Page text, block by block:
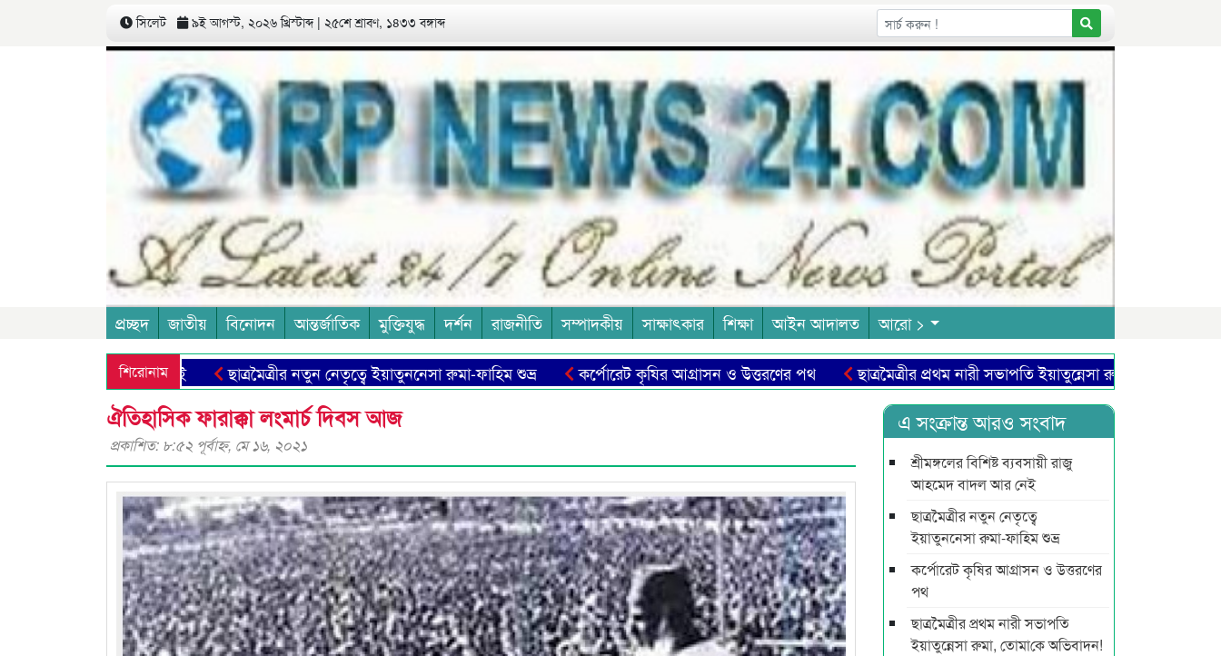
সিলেট ৯ই আগস্ট, ২০২৬ খ্রিস্টাব্দ | ২৫শে শ্রাবণ, ১৪৩৩ বঙ্গাব্দ
প্রচ্ছদ জাতীয় বিনোদন আন্তর্জাতিক মুক্তিযুদ্ধ দর্শন রাজনীতি সম্পাদকীয় সাক্ষাৎকার শিক্ষা আইন আদালত আরো >
শিরোনাম ছাত্রমৈত্রীর নতুন নেতৃত্বে ইয়াতুননেসা রুমা-ফাহিম শুভ্র কর্পোরেট কৃষির আগ্রাসন ও উত্তরণের পথ ছাত্রমৈত্রীর প্রথম নারী সভাপ‌তি ইয়াতুন্নেসা রুমা, তোমা‌কে অ‌ভিবাদন!
ঐতিহাসিক ফারাক্কা লংমার্চ দিবস আজ
প্রকাশিত: ৮:৫২ পূর্বাহ্ণ, মে ১৬, ২০২১
এ সংক্রান্ত আরও সংবাদ
শ্রীমঙ্গলের বিশিষ্ট ব্যবসায়ী রাজু
আহমেদ বাদল আর নেই
ছাত্রমৈত্রীর নতুন নেতৃত্বে
ইয়াতুননেসা রুমা-ফাহিম শুভ্র
কর্পোরেট কৃষির আগ্রাসন ও উত্তরণের
পথ
ছাত্রমৈত্রীর প্রথম নারী সভাপ‌তি
ইয়াতুন্নেসা রুমা, তোমা‌কে অ‌ভিবাদন!